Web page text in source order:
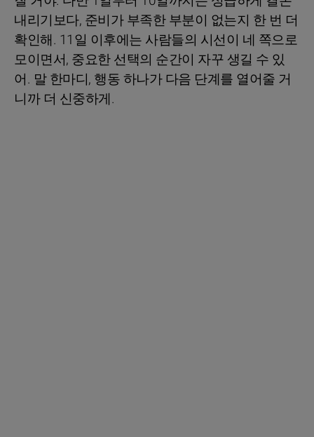
내리기보다, 준비가 부족한 부분이 없는지 한 번 더
확인해. 11일 이후에는 사람들의 시선이 네 쪽으로
모이면서, 중요한 선택의 순간이 자꾸 생길 수 있
어. 말 한마디, 행동 하나가 다음 단계를 열어줄 거
니까 더 신중하게.